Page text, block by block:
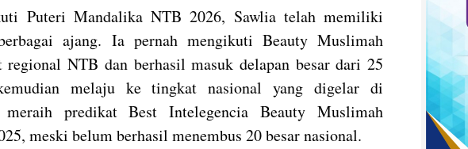
Puteri Mandalika NTB 2026, Sawlia telah memiliki
ajang. Ia pernah mengikuti Beauty Muslimah
regional NTB dan berhasil masuk delapan besar dari 25
melaju ke tingkat nasional yang digelar di
meraih predikat Best Intelegencia Beauty Muslimah
meski belum berhasil menembus 20 besar nasional.